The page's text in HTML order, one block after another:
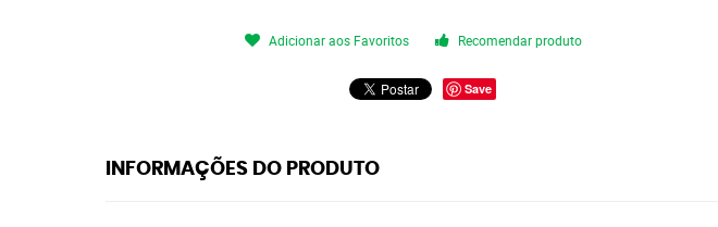
Adicionar aos Favoritos Recomendar produto
Save
INFORMAÇÕES DO PRODUTO